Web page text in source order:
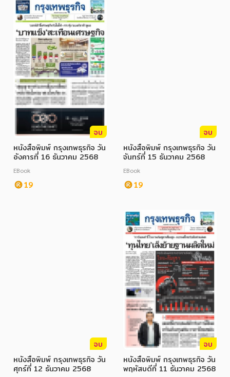
หนังสือเด็ก
การพัฒนาตนเอง
ความรู้ทั่วไป
การ์ตูนความรู้ การ์ตูน
การ์ตูนมังงะ (Manga)
จบ
หนังสือพิมพ์ กรุงเทพธุรกิจ วัน
อังคารที่ 16 ธันวาคม 2568
EBook
19
จบ
หนังสือพิมพ์ กรุงเทพธุรกิจ วัน
จันทร์ที่ 15 ธันวาคม 2568
EBook
19
จบ
หนังสือพิมพ์ กรุงเทพธุรกิจ วัน
ศุกร์ที่ 12 ธันวาคม 2568
จบ
หนังสือพิมพ์ กรุงเทพธุรกิจ วัน
พฤหัสบดีที่ 11 ธันวาคม 2568